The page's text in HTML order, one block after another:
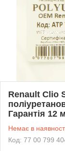
Renault Clio
Гарантія 12
Немає в
Код: 77 00 799